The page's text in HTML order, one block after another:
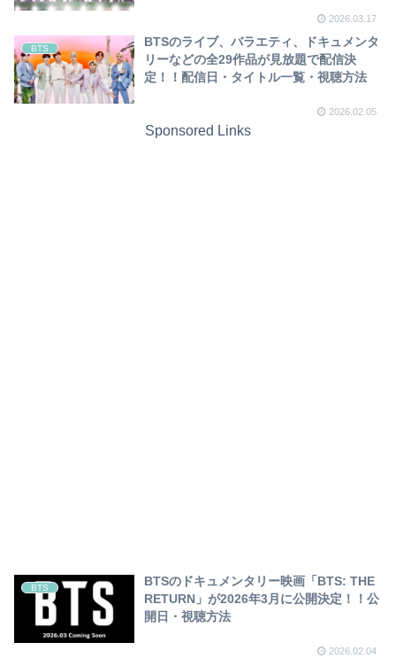
2026.03.17
BTS
BTSのライブ、バラエティ、ドキュメンタ
リーなどの全29作品が見放題で配信決
定！！配信日・タイトル一覧・視聴方法
2026.02.05
Sponsored Links
BTS
BTSのドキュメンタリー映画「BTS: THE
RETURN」が2026年3月に公開決定！！公
開日・視聴方法
2026.02.04